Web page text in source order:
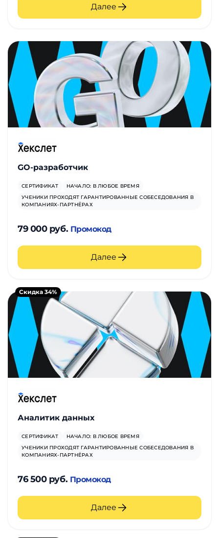
Далее
GO-разработчик
СЕРТИФИКАТ
НАЧАЛО: В ЛЮБОЕ ВРЕМЯ
УЧЕНИКИ ПРОХОДЯТ ГАРАНТИРОВАННЫЕ СОБЕСЕДОВАНИЯ В
КОМПАНИЯХ-ПАРТНЁРАХ
79 000 руб. Промокод
Далее
Аналитик данных
СЕРТИФИКАТ
НАЧАЛО: В ЛЮБОЕ ВРЕМЯ
УЧЕНИКИ ПРОХОДЯТ ГАРАНТИРОВАННЫЕ СОБЕСЕДОВАНИЯ В
КОМПАНИЯХ-ПАРТНЁРАХ
76 500 руб. Промокод
Далее
Скидка 34%